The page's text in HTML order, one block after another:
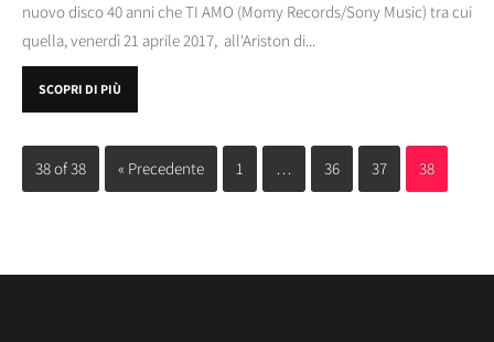
nuovo disco 40 anni che TI AMO (Momy Records/Sony Music) tra cui
quella, venerdì 21 aprile 2017, all'Ariston di...
SCOPRI DI PIÙ
38 of 38 « Precedente 1 … 36 37 38